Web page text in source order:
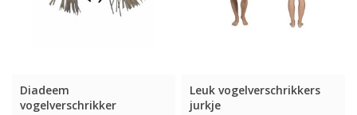
Diadeem
vogelverschrikker
Leuk vogelverschrikkers
jurkje